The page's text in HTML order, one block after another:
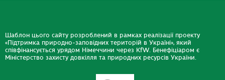
Шаблон цього сайту розроблений в рамках реалізації проекту
«Підтримка природно-заповідних територій в Україні», який
співфінансується урядом Німеччини через KfW. Бенефіціаром є
Міністерство захисту довкілля та природних ресурсів України.